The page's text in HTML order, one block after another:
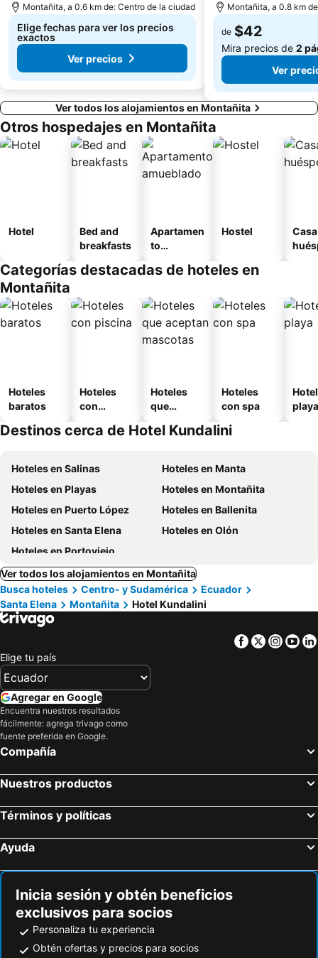
Montañita, a 0.6 km de: Centro de la ciudad
Elige fechas para ver los precios
exactos
Ver precios
Montañita, a 0.8 km
de $42
Mira precios de 2
Ver
Ver todos los alojamientos en Montañita
Otros hospedajes en Montañita
Hotel
Bed and
breakfasts
Apartamen
to
o
Hostel
Categorías destacadas de hoteles en
Montañita
Hoteles
baratos
Hoteles
con
Hoteles
que
mascotas
Hoteles
con spa
playa
Destinos cerca de Hotel Kundalini
Hoteles en Salinas
Hoteles en Manta
Hoteles en Playas
Hoteles en Montañita
Hoteles en Puerto López
Hoteles en Ballenita
Hoteles en Santa Elena
Hoteles en Olón
Hoteles en Portoviejo
Ver todos los alojamientos en Montañita
Busca hoteles
Centro- y Sudamérica
Ecuador
Santa Elena
Montañita Hotel Kundalini
Facebook
Twitter
Elige tu país
Agregar en Google
Encuentra nuestros resultados
fácilmente: agrega trivago como
fuente preferida en Google.
Compañía
Nuestros productos
Términos y políticas
Ayuda
Inicia sesión y obtén beneficios
exclusivos para socios
Personaliza tu experiencia
Obtén ofertas y precios para socios